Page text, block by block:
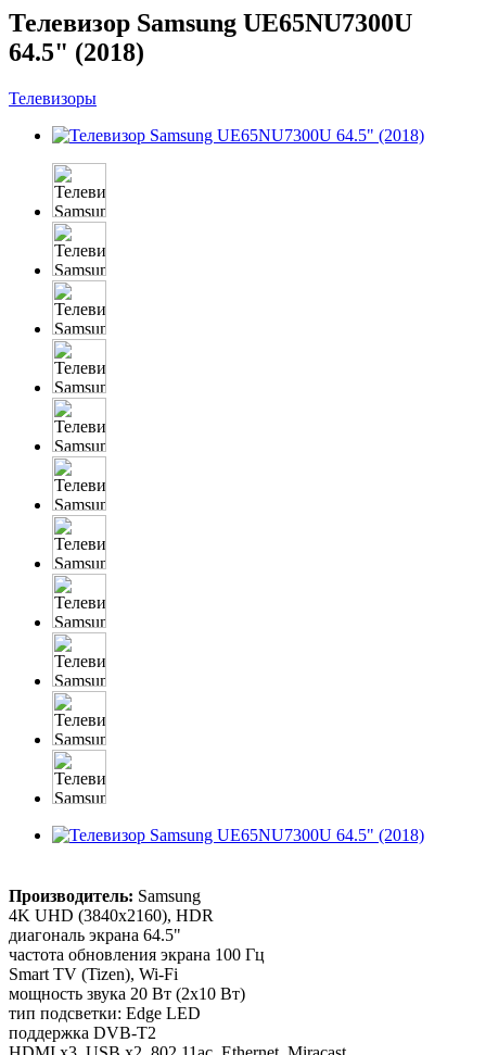
Телевизор Samsung UE65NU7300U
64.5" (2018)
Телевизоры
Производитель: Samsung
4K UHD (3840x2160), HDR
диагональ экрана 64.5"
частота обновления экрана 100 Гц
Smart TV (Tizen), Wi-Fi
мощность звука 20 Вт (2х10 Вт)
тип подсветки: Edge LED
поддержка DVB-T2